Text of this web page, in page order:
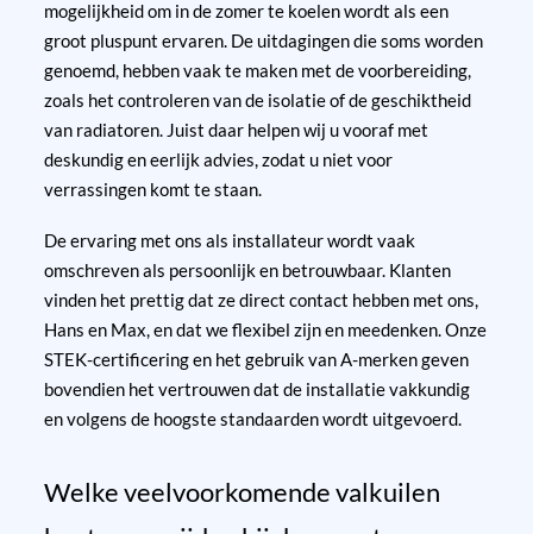
mogelijkheid om in de zomer te koelen wordt als een
groot pluspunt ervaren. De uitdagingen die soms worden
genoemd, hebben vaak te maken met de voorbereiding,
zoals het controleren van de isolatie of de geschiktheid
van radiatoren. Juist daar helpen wij u vooraf met
deskundig en eerlijk advies, zodat u niet voor
verrassingen komt te staan.
De ervaring met ons als installateur wordt vaak
omschreven als persoonlijk en betrouwbaar. Klanten
vinden het prettig dat ze direct contact hebben met ons,
Hans en Max, en dat we flexibel zijn en meedenken. Onze
STEK-certificering en het gebruik van A-merken geven
bovendien het vertrouwen dat de installatie vakkundig
en volgens de hoogste standaarden wordt uitgevoerd.
Welke veelvoorkomende valkuilen